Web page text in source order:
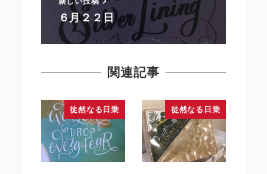
６月２２日
関連記事
徒然なる日乗 徒然なる日乗